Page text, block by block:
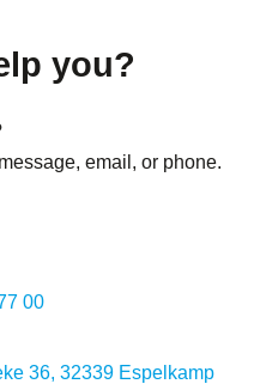
you?
email, or phone.
00
36, 32339 Espelkamp